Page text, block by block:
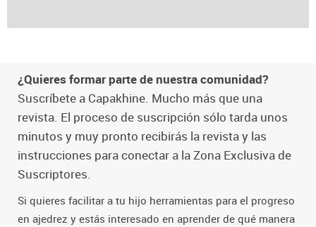
¿Quieres formar parte de nuestra comunidad?
Suscríbete a Capakhine. Mucho más que una
revista. El proceso de suscripción sólo tarda unos
minutos y muy pronto recibirás la revista y las
instrucciones para conectar a la Zona Exclusiva de
Suscriptores.
Si quieres facilitar a tu hijo herramientas para el progreso
en ajedrez y estás interesado en aprender de qué manera